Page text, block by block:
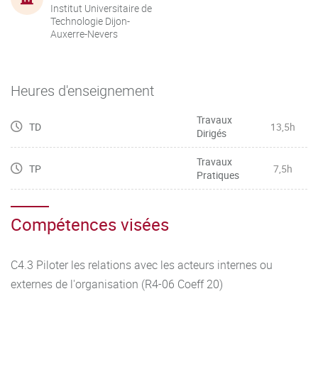
Institut Universitaire de
Technologie Dijon-
Auxerre-Nevers
Heures d'enseignement
TD
Travaux
Dirigés
13,5h
TP
Travaux
Pratiques
7,5h
Compétences visées
C4.3 Piloter les relations avec les acteurs internes ou
externes de l'organisation (R4-06 Coeff 20)